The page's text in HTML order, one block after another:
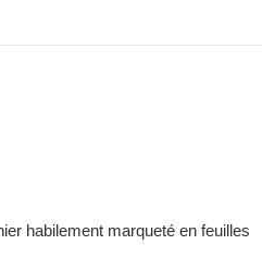
habilement marqueté en feuilles